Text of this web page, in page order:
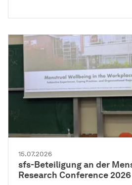
15.07.2026
sfs-Beteiligung an der
Research Conference 2026